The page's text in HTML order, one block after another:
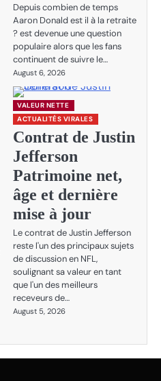
Depuis combien de temps
Aaron Donald est il à la retraite
? est devenue une question
populaire alors que les fans
continuent de suivre le…
August 6, 2026
VALEUR NETTE
ACTUALITÉS VIRALES
Contrat de Justin
Jefferson
Patrimoine net,
âge et dernière
mise à jour
Le contrat de Justin Jefferson
reste l'un des principaux sujets
de discussion en NFL,
soulignant sa valeur en tant
que l'un des meilleurs
receveurs de…
August 5, 2026